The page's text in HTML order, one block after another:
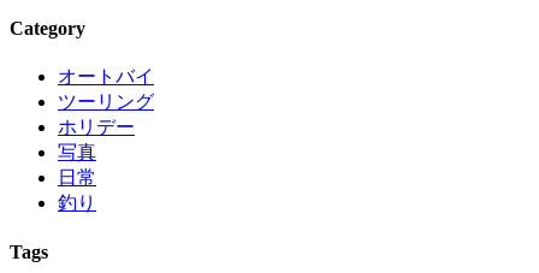
Category
オートバイ
ツーリング
ホリデー
写真
日常
釣り
Tags